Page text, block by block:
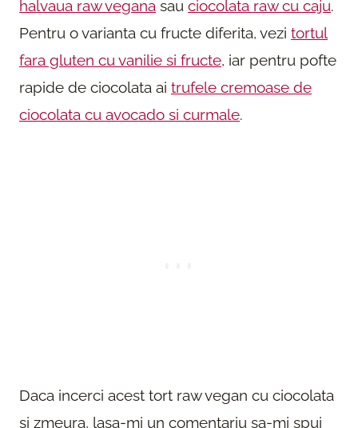
halvaua raw vegana sau ciocolata raw cu caju.
Pentru o varianta cu fructe diferita, vezi tortul
fara gluten cu vanilie si fructe, iar pentru pofte
rapide de ciocolata ai trufele cremoase de
ciocolata cu avocado si curmale.
Daca incerci acest tort raw vegan cu ciocolata
si zmeura, lasa-mi un comentariu sa-mi spui